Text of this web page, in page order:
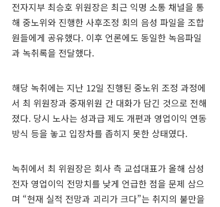
전자지부 최승호 위원장은 최근 익명 소통 채널을 통
해 중노위와 진행한 사후조정 회의 음성 파일을 조합
원들에게 공유했다. 이후 언론에도 동일한 녹음파일
과 녹취록을 전달했다.
해당 녹취에는 지난 12일 진행된 중노위 조정 과정에
서 최 위원장과 중재위원 간 대화가 담긴 것으로 전해
졌다. 당시 노사는 성과급 제도 개편과 영업이익 연동
방식 등을 놓고 입장차를 좁히지 못한 상태였다.
녹취에서 최 위원장은 회사 측 교섭대표가 올해 삼성
전자 영업이익 전망치를 낮게 언급한 점을 문제 삼으
며 “현재 실적 전망과 괴리가 크다”는 취지의 불만을